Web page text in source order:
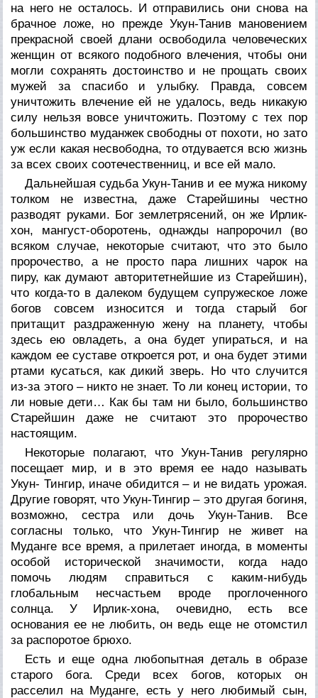
на него не осталось. И отправились они снова на
брачное ложе, но прежде Укун-Танив мановением
прекрасной своей длани освободила человеческих
женщин от всякого подобного влечения, чтобы они
могли сохранять достоинство и не прощать своих
мужей за спасибо и улыбку. Правда, совсем
уничтожить влечение ей не удалось, ведь никакую
силу нельзя вовсе уничтожить. Поэтому с тех пор
большинство муданжек свободны от похоти, но зато
уж если какая несвободна, то отдувается всю жизнь
за всех своих соотечественниц, и все ей мало.
Дальнейшая судьба Укун-Танив и ее мужа никому
толком не известна, даже Старейшины честно
разводят руками. Бог землетрясений, он же Ирлик-
хон, мангуст-оборотень, однажды напророчил (во
всяком случае, некоторые считают, что это было
пророчество, а не просто пара лишних чарок на
пиру, как думают авторитетнейшие из Старейшин),
что когда-то в далеком будущем супружеское ложе
богов совсем износится и тогда старый бог
притащит раздраженную жену на планету, чтобы
здесь ею овладеть, а она будет упираться, и на
каждом ее суставе откроется рот, и она будет этими
ртами кусаться, как дикий зверь. Но что случится
из-за этого – никто не знает. То ли конец истории, то
ли новые дети… Как бы там ни было, большинство
Старейшин даже не считают это пророчество
настоящим.
Некоторые полагают, что Укун-Танив регулярно
посещает мир, и в это время ее надо называть
Укун- Тингир, иначе обидится – и не видать урожая.
Другие говорят, что Укун-Тингир – это другая богиня,
возможно, сестра или дочь Укун-Танив. Все
согласны только, что Укун-Тингир не живет на
Муданге все время, а прилетает иногда, в моменты
особой исторической значимости, когда надо
помочь людям справиться с каким-нибудь
глобальным несчастьем вроде проглоченного
солнца. У Ирлик-хона, очевидно, есть все
основания ее не любить, он ведь еще не отомстил
за распоротое брюхо.
Есть и еще одна любопытная деталь в образе
старого бога. Среди всех богов, которых он
расселил на Муданге, есть у него любимый сын,